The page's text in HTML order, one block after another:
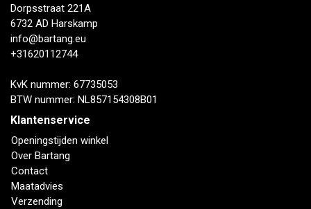
Dorpsstraat 221A
6732 AD Harskamp
info@bartang.eu
+31620112744
KvK nummer: 67735053
BTW nummer: NL857154308B01
Klantenservice
Openingstijden winkel
Over Bartang
Contact
Maatadvies
Verzending